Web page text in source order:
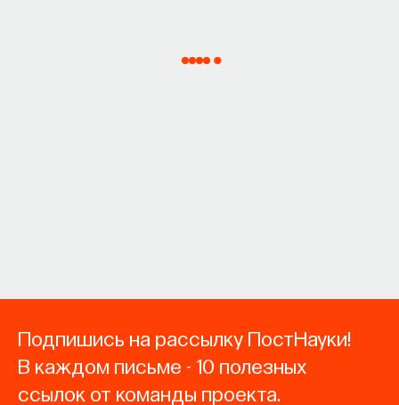
Подпишись на рассылку ПостНауки!
В каждом письме - 10 полезных
ссылок от команды проекта.